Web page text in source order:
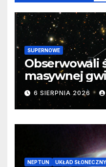
SUPERNOWE
Obserwowali
masywnej
samego
cenne dane
6 SIERPNIA 2026
NEPTUN UKŁAD SŁONECZNY